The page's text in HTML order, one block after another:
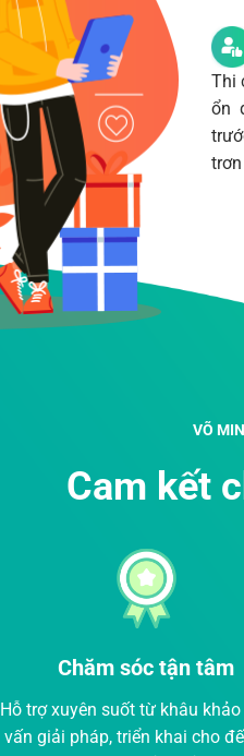
Thi
ổn
VÕ
Cam kết
Đảm bảo chuẩn chất
Kiểm tra, chạy thử và nghiệm
tiêu chuẩn kỹ thuật nghiêm